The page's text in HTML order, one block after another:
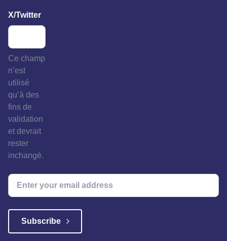
X/Twitter
Ce champ
n’est
utilisé
qu’à des
fins de
validation
et devrait
rester
inchangé.